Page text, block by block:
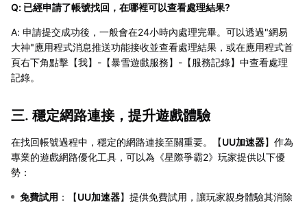
Q: 已經申請了帳號找回，在哪裡可以查看處理結果?
A: 申請提交成功後，一般會在24小時內處理完畢。可以透過"網易
大神"應用程式消息推送功能接收並查看處理結果，或在應用程式首
頁右下角點擊【我】-【暴雪遊戲服務】-【服務記錄】中查看處理
記錄。
三. 穩定網路連接，提升遊戲體驗
在找回帳號過程中，穩定的網路連接至關重要。【UU加速器】作為
專業的遊戲網路優化工具，可以為《星際爭霸2》玩家提供以下優
勢：
免費試用 ：【UU加速器】提供免費試用，讓玩家親身體驗其消除